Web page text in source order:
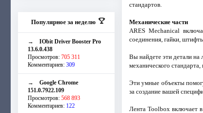
Популярное за неделю
→ IObit Driver Booster Pro
13.6.0.438
Просмотров: 705 311
Комментариев: 309
→ Google Chrome
151.0.7922.109
Просмотров: 568 893
Комментариев: 122
стандартов.
Механические части
ARES Mechanical
соединения, гайки,
Вы найдете эти детали
механического
Эти умные объекты
за создание вашей
Лента Toolbox включает